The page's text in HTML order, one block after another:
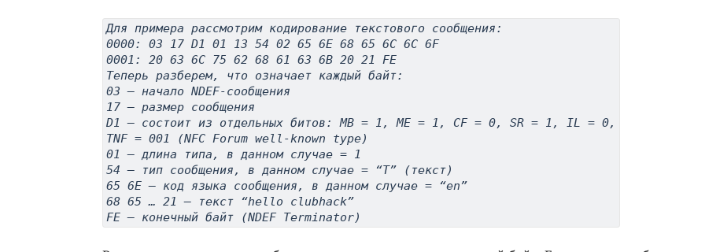
Для примера рассмотрим кодирование текстового сообщения:
0000: 03 17 D1 01 13 54 02 65 6E 68 65 6C 6C 6F
0001: 20 63 6C 75 62 68 61 63 6B 20 21 FE
Теперь разберем, что означает каждый байт:
03 – начало NDEF-сообщения
17 – размер сообщения
D1 – состоит из отдельных битов: MB = 1, ME = 1, CF = 0, SR = 1, IL = 0,
TNF = 001 (NFC Forum well-known type)
01 – длина типа, в данном случае = 1
54 – тип сообщения, в данном случае = “Т” (текст)
65 6E – код языка сообщения, в данном случае = “en”
68 65 … 21 – текст “hello clubhack”
FE – конечный байт (NDEF Terminator)